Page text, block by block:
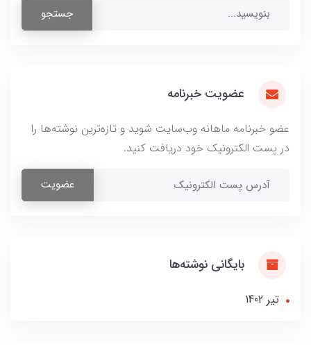
جستجو
عضویت خبرنامه
عضو خبرنامه ماهانه وب‌سایت شوید و تازه‌ترین نوشته‌ها را
در پست الکترونیک خود دریافت کنید.
عضویت
بایگانی نوشته‌ها
تير 1402